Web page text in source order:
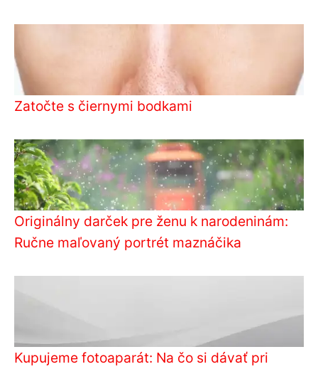
Zatočte s čiernymi bodkami
Originálny darček pre ženu k narodeninám:
Ručne maľovaný portrét maznáčika
Kupujeme fotoaparát: Na čo si dávať pri